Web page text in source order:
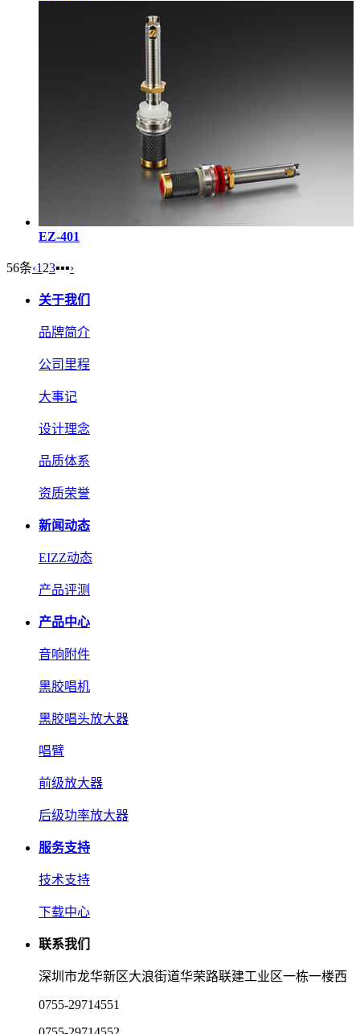
EZ-401
56条‹1 23▪▪▪›
关于我们
品牌简介
公司里程
大事记
设计理念
品质体系
资质荣誉
新闻动态
EIZZ动态
产品评测
产品中心
音响附件
黑胶唱机
黑胶唱头放大器
唱臂
前级放大器
后级功率放大器
服务支持
技术支持
下载中心
联系我们
深圳市龙华新区大浪街道华荣路联建工业区一栋一楼西
0755-29714551